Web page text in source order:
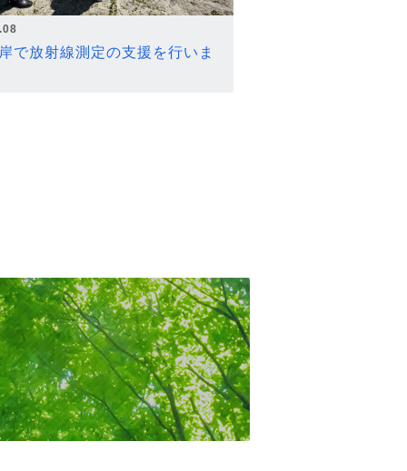
で放射線測定の支援を行いま